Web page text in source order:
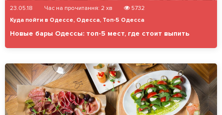
23.05.18 Час на прочитання: 2 хв
5732
Куда пойти в Одессе, Одесса, Топ-5 Одесса
Новые бары Одессы: топ-5 мест, где стоит выпить